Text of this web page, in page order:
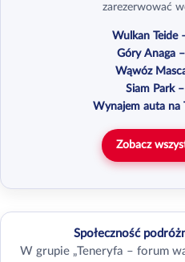
zarezerwować
Wulkan Teide
Góry Anaga
Wąwóz
Siam Park
Wynajem auta na
Zobacz
Społeczność
W grupie „Teneryfa – forum